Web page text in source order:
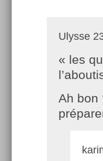
Ulysse
« les
Ah bon